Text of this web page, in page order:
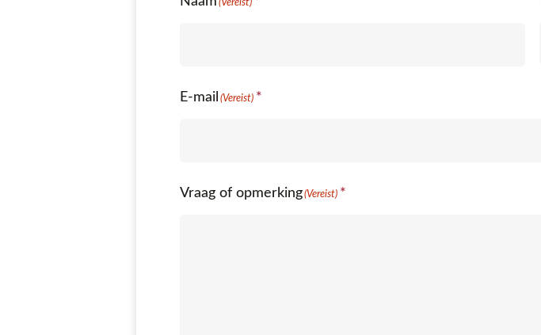
(Vereist)
E-mail (Vereist)
Vraag of opmerking(Vereist)